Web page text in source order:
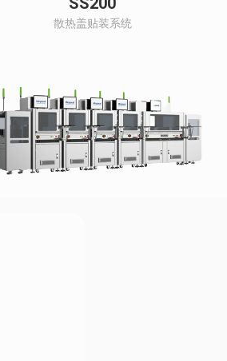
散热盖贴装系统